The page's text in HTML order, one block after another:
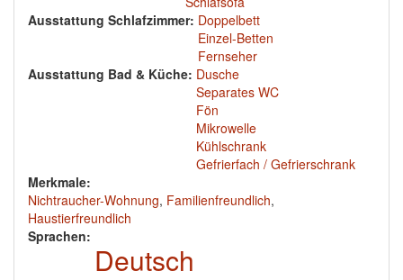
Ausstattung Schlafzimmer: Doppelbett
Einzel-Betten
Fernseher
Ausstattung Bad & Küche: Dusche
Separates WC
Fön
Mikrowelle
Kühlschrank
Gefrierfach / Gefrierschrank
Merkmale:
Nichtraucher-Wohnung, Familienfreundlich,
Haustierfreundlich
Sprachen:
Deutsch